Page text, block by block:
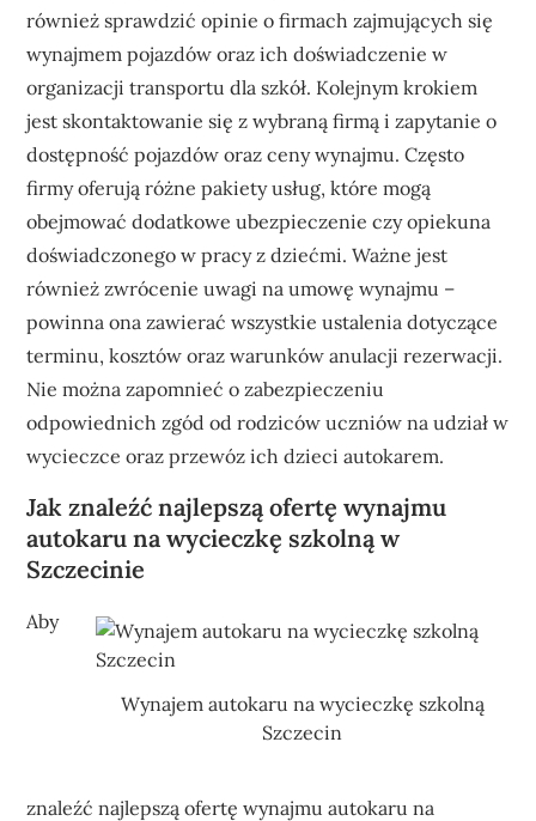
również sprawdzić opinie o firmach zajmujących się
wynajmem pojazdów oraz ich doświadczenie w
organizacji transportu dla szkół. Kolejnym krokiem
jest skontaktowanie się z wybraną firmą i zapytanie o
dostępność pojazdów oraz ceny wynajmu. Często
firmy oferują różne pakiety usług, które mogą
obejmować dodatkowe ubezpieczenie czy opiekuna
doświadczonego w pracy z dziećmi. Ważne jest
również zwrócenie uwagi na umowę wynajmu –
powinna ona zawierać wszystkie ustalenia dotyczące
terminu, kosztów oraz warunków anulacji rezerwacji.
Nie można zapomnieć o zabezpieczeniu
odpowiednich zgód od rodziców uczniów na udział w
wycieczce oraz przewóz ich dzieci autokarem.
Jak znaleźć najlepszą ofertę wynajmu
autokaru na wycieczkę szkolną w
Szczecinie
Wynajem autokaru na wycieczkę szkolną
Szczecin
Aby
znaleźć najlepszą ofertę wynajmu autokaru na